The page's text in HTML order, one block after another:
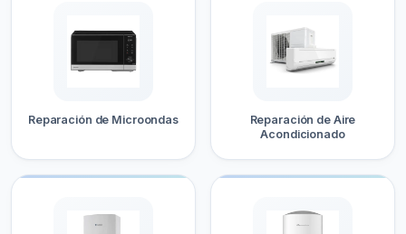
Reparación de Microondas
Reparación de Aire
Acondicionado